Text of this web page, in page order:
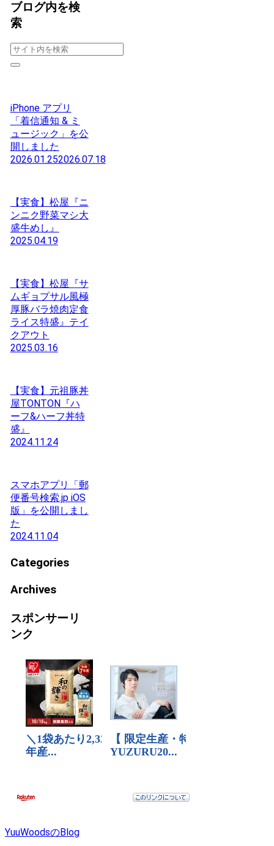
ブログ内を検
索
iPhone アプリ
「着信通知 & ミ
ュージック」を公
開しました
2026.01.252026.07.18
【実食】松屋『ニ
ンニク野菜マシ大
盛牛めし』
2025.04.19
【実食】松屋『サ
ムギョプサル風極
厚豚バラ焼肉定食
ライス特盛』テイ
クアウト
2025.03.16
【実食】元祖豚丼
屋TONTON『ハ
ーフ&ハーフ丼特
盛』
2024.11.24
スマホアプリ「郵
便番号検索.jp iOS
版」を公開しまし
た
2024.11.04
Categories
Archives
スポンサーリ
ンク
YuuWoodsのBlog